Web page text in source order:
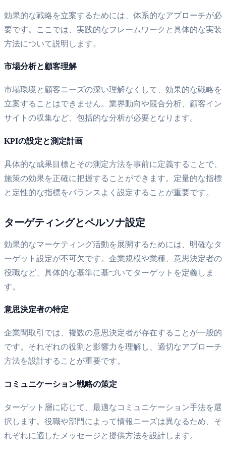
効果的な戦略を立案するためには、体系的なアプローチが必
要です。ここでは、実践的なフレームワークと具体的な実装
方法について説明します。
市場分析と顧客理解
市場環境と顧客ニーズの深い理解なくして、効果的な戦略を
立案することはできません。業界動向や競合分析、顧客イン
サイトの収集など、包括的な分析が必要となります。
KPIの設定と測定計画
具体的な成果目標とその測定方法を事前に定義することで、
施策の効果を正確に把握することができます。定量的な指標
と定性的な指標をバランスよく設定することが重要です。
ターゲティングとペルソナ設定
効果的なマーケティング活動を展開するためには、明確なタ
ーゲット設定が不可欠です。企業規模や業種、意思決定者の
役職など、具体的な基準に基づいてターゲットを定義しま
す。
意思決定者の特定
企業間取引では、複数の意思決定者が存在することが一般的
です。それぞれの役割と影響力を理解し、適切なアプローチ
方法を設計することが重要です。
コミュニケーション戦略の策定
ターゲット層に応じて、最適なコミュニケーション手法を選
択します。役職や部門によって情報ニーズは異なるため、そ
れぞれに適したメッセージと提供方法を設計します。